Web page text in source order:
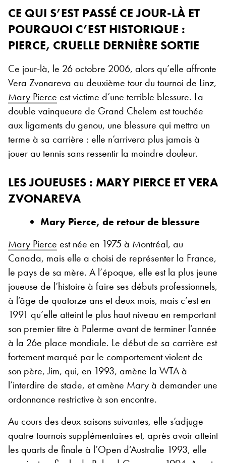
CE QUI S’EST PASSÉ CE JOUR-LÀ ET
POURQUOI C’EST HISTORIQUE :
PIERCE, CRUELLE DERNIÈRE SORTIE
Ce jour-là, le 26 octobre 2006, alors qu’elle affronte
Vera Zvonareva au deuxième tour du tournoi de Linz,
Mary Pierce est victime d’une terrible blessure. La
double vainqueure de Grand Chelem est touchée
aux ligaments du genou, une blessure qui mettra un
terme à sa carrière : elle n’arrivera plus jamais à
jouer au tennis sans ressentir la moindre douleur.
LES JOUEUSES : MARY PIERCE ET VERA
ZVONAREVA
Mary Pierce, de retour de blessure
Mary Pierce est née en 1975 à Montréal, au
Canada, mais elle a choisi de représenter la France,
le pays de sa mère. A l’époque, elle est la plus jeune
joueuse de l’histoire à faire ses débuts professionnels,
à l’âge de quatorze ans et deux mois, mais c’est en
1991 qu’elle atteint le plus haut niveau en remportant
son premier titre à Palerme avant de terminer l’année
à la 26e place mondiale. Le début de sa carrière est
fortement marqué par le comportement violent de
son père, Jim, qui, en 1993, amène la WTA à
l’interdire de stade, et amène Mary à demander une
ordonnance restrictive à son encontre.
Au cours des deux saisons suivantes, elle s’adjuge
quatre tournois supplémentaires et, après avoir atteint
les quarts de finale à l’Open d’Australie 1993, elle